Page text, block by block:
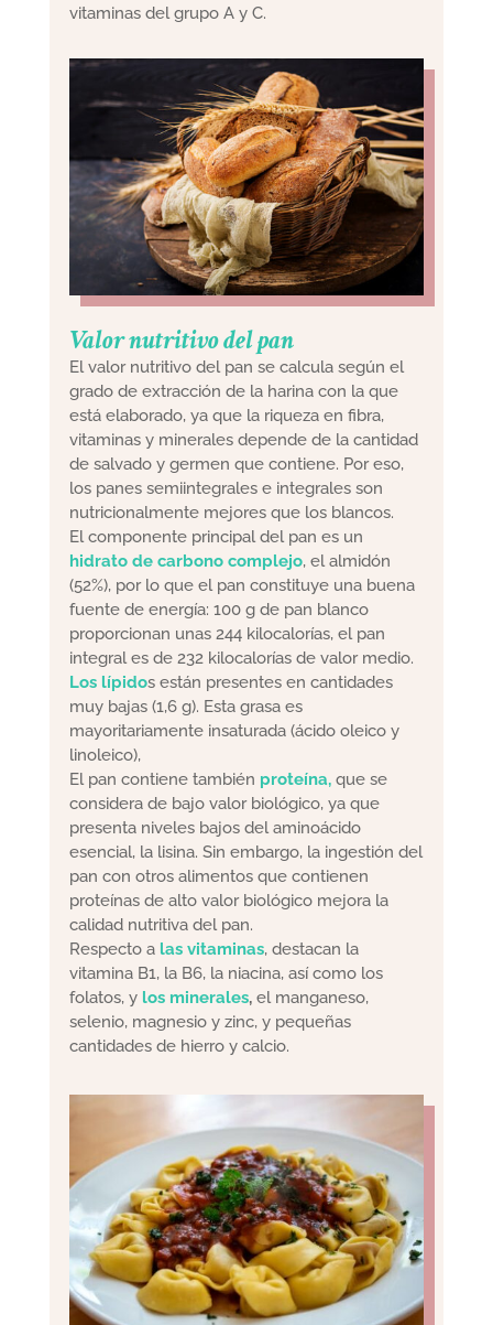
vitaminas del grupo A y C.
Valor nutritivo del pan
El valor nutritivo del pan se calcula según el
grado de extracción de la harina con la que
está elaborado, ya que la riqueza en fibra,
vitaminas y minerales depende de la cantidad
de salvado y germen que contiene. Por eso,
los panes semiintegrales e integrales son
nutricionalmente mejores que los blancos.
El componente principal del pan es un
hidrato de carbono complejo, el almidón
(52%), por lo que el pan constituye una buena
fuente de energía: 100 g de pan blanco
proporcionan unas 244 kilocalorías, el pan
integral es de 232 kilocalorías de valor medio.
Los lípidos están presentes en cantidades
muy bajas (1,6 g). Esta grasa es
mayoritariamente insaturada (ácido oleico y
linoleico),
El pan contiene también proteína,que se
considera de bajo valor biológico, ya que
presenta niveles bajos del aminoácido
esencial, la lisina. Sin embargo, la ingestión del
pan con otros alimentos que contienen
proteínas de alto valor biológico mejora la
calidad nutritiva del pan.
Respecto a las vitaminas, destacan la
vitamina B1, la B6, la niacina, así como los
folatos, y los minerales,el manganeso,
selenio, magnesio y zinc, y pequeñas
cantidades de hierro y calcio.